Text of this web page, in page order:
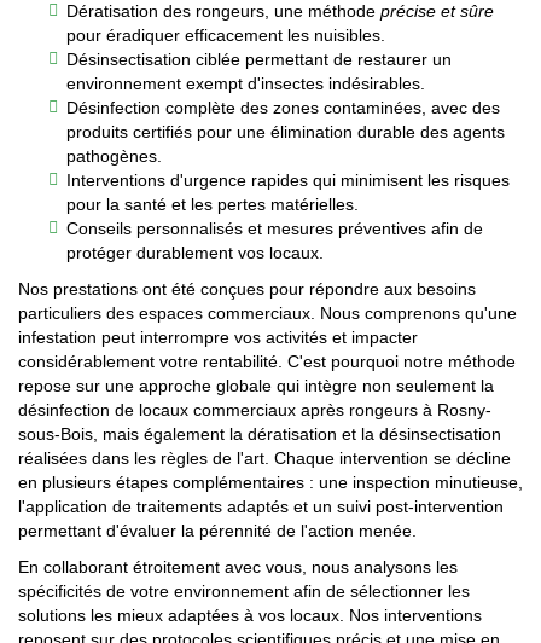
Dératisation des rongeurs, une méthode précise et sûre
pour éradiquer efficacement les nuisibles.
Désinsectisation ciblée permettant de restaurer un
environnement exempt d'insectes indésirables.
Désinfection complète des zones contaminées, avec des
produits certifiés pour une élimination durable des agents
pathogènes.
Interventions d'urgence rapides qui minimisent les risques
pour la santé et les pertes matérielles.
Conseils personnalisés et mesures préventives afin de
protéger durablement vos locaux.
Nos prestations ont été conçues pour répondre aux besoins
particuliers des espaces commerciaux. Nous comprenons qu'une
infestation peut interrompre vos activités et impacter
considérablement votre rentabilité. C'est pourquoi notre méthode
repose sur une approche globale qui intègre non seulement la
désinfection de locaux commerciaux après rongeurs à Rosny-
sous-Bois, mais également la dératisation et la désinsectisation
réalisées dans les règles de l'art. Chaque intervention se décline
en plusieurs étapes complémentaires : une inspection minutieuse,
l'application de traitements adaptés et un suivi post-intervention
permettant d'évaluer la pérennité de l'action menée.
En collaborant étroitement avec vous, nous analysons les
spécificités de votre environnement afin de sélectionner les
solutions les mieux adaptées à vos locaux. Nos interventions